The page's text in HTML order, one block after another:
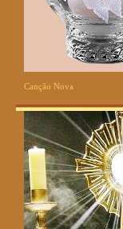
Canção Nova